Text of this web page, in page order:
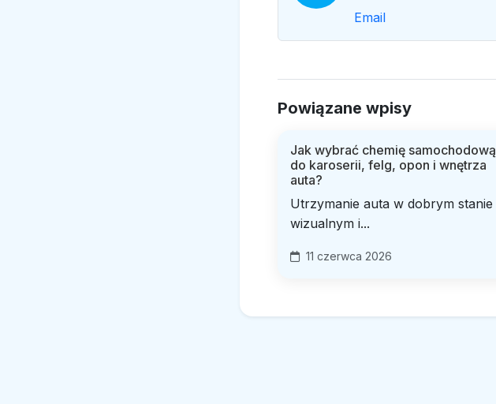
Email
Powiązane wpisy
Jak wybrać chemię samochodową
do karoserii, felg, opon i wnętrza
auta?
Utrzymanie auta w dobrym stanie
wizualnym i...
11 czerwca 2026